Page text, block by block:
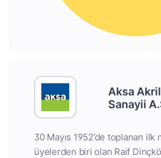
Aksa
Sanayii
30 Mayıs 1952’de toplanan
üyelerden biri olan Raif